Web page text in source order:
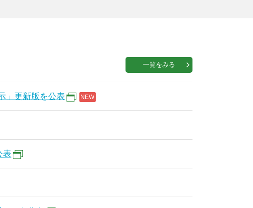
一覧をみる
」更新版を公表
表